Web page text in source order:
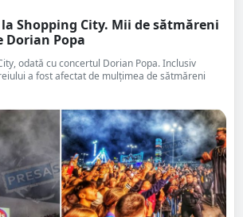
la Shopping City. Mii de sătmăreni
Dorian Popa
odată cu concertul Dorian Popa. Inclusiv
a fost afectat de mulțimea de sătmăreni